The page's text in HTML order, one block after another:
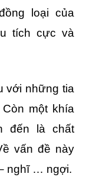
loại của
tích cực và
với những tia
một khía
đến là chất
vấn đề này
nghĩ … ngợi.